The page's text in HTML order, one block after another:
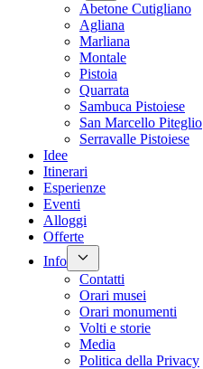
Abetone Cutigliano
Agliana
Marliana
Montale
Pistoia
Quarrata
Sambuca Pistoiese
San Marcello Piteglio
Serravalle Pistoiese
Idee
Itinerari
Esperienze
Eventi
Alloggi
Offerte
Info
Contatti
Orari musei
Orari monumenti
Volti e storie
Media
Politica della Privacy